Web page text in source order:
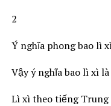
2
Ý nghĩa phong bao lì
Vậy ý nghĩa bao lì xì là
Lì xì theo tiếng Trung